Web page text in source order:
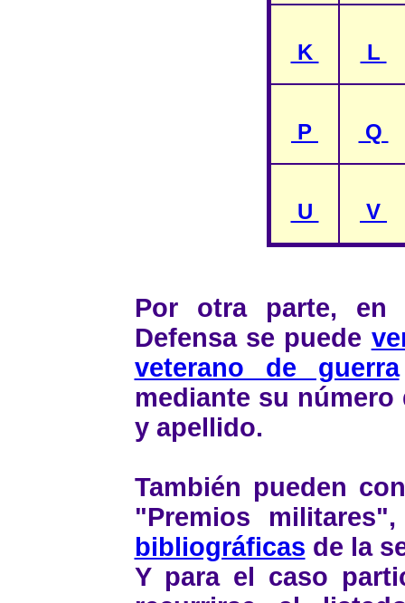
K L
P Q
U V
Por otra parte,
Defensa se puede
veterano de guerra
mediante su
y apellido.
También pueden
"Premios
bibliográficas de la
Y para el caso